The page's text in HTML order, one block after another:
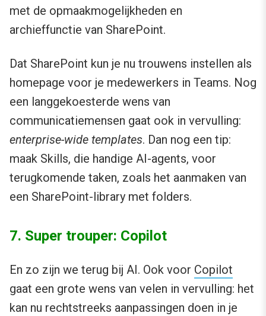
met de opmaakmogelijkheden en
archieffunctie van SharePoint.
Dat SharePoint kun je nu trouwens instellen als
homepage voor je medewerkers in Teams. Nog
een langgekoesterde wens van
communicatiemensen gaat ook in vervulling:
enterprise-wide templates. Dan nog een tip:
maak Skills, die handige AI-agents, voor
terugkomende taken, zoals het aanmaken van
een SharePoint-library met folders.
7. Super trouper: Copilot
En zo zijn we terug bij AI. Ook voor Copilot
gaat een grote wens van velen in vervulling: het
kan nu rechtstreeks aanpassingen doen in je